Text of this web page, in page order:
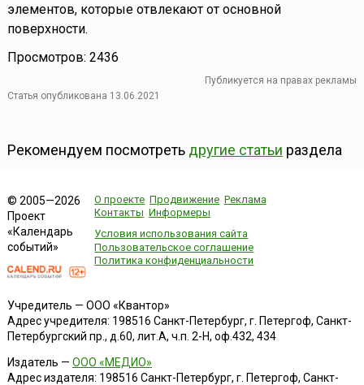
элементов, которые отвлекают от основной
поверхности.
Просмотров: 2436
Публикуется на правах рекламы
Статья опубликована 13.06.2021
Рекомендуем посмотреть другие статьи раздела
© 2005—2026
Проект
«Календарь
событий»
О проекте Продвижение Реклама
Контакты Информеры
Условия использования сайта
Пользовательское соглашение
Политика конфиденциальности
Учредитель — ООО «Квантор»
Адрес учредителя: 198516 Санкт-Петербург, г. Петергоф, Санкт-
Петербургский пр., д.60, лит.А, ч.п. 2-Н, оф.432, 434
Издатель — ООО «МЕДИО»
Адрес издателя: 198516 Санкт-Петербург, г. Петергоф, Санкт-